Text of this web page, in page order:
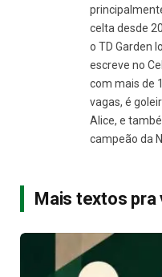
celta desde
o TD Garden
escreve no
com mais de
vagas, é
Alice, e
campeão da
Mais textos pra